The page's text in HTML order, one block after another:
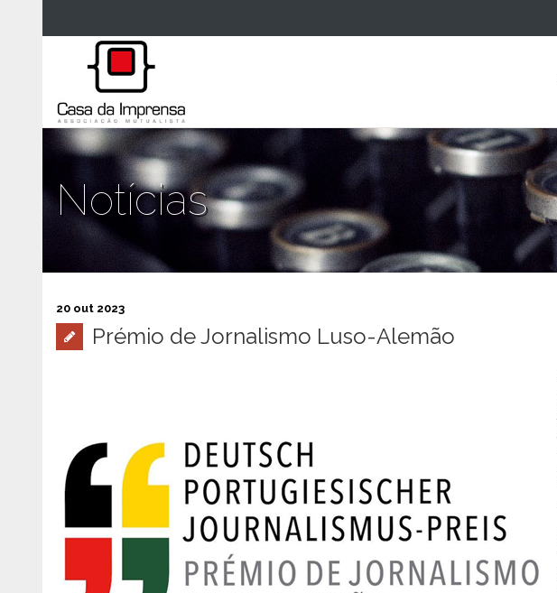
Notícias
20 out 2023
Prémio de Jornalismo Luso-Alemão